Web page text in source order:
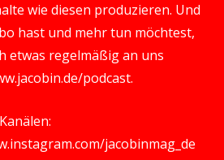
wie diesen produzieren. Und
hast und mehr tun möchtest,
etwas regelmäßig an uns
podcast.
jacobinmag_de